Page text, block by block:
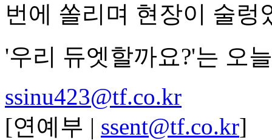
번에 쏠리며 현장이 술렁
'우리 듀엣할까요?'는 오
ssinu423@tf.co.kr
[연예부 | ssent@tf.co.kr]